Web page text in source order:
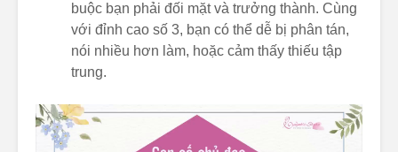
buộc bạn phải đối mặt và trưởng thành. Cùng
với đỉnh cao số 3, bạn có thể dễ bị phân tán,
nói nhiều hơn làm, hoặc cảm thấy thiếu tập
trung.